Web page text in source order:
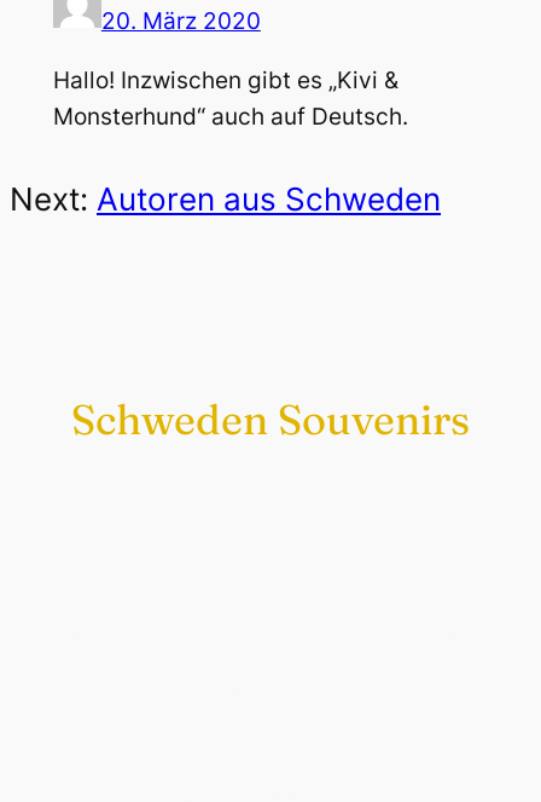
20. März 2020
Hallo! Inzwischen gibt es „Kivi &
Monsterhund“ auch auf Deutsch.
Next: Autoren aus Schweden
Schweden Souvenirs